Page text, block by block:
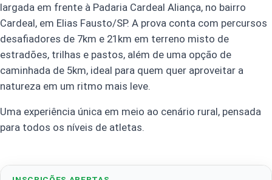
largada em frente à Padaria Cardeal Aliança, no bairro
Cardeal, em Elias Fausto/SP. A prova conta com percursos
desafiadores de 7km e 21km em terreno misto de
estradões, trilhas e pastos, além de uma opção de
caminhada de 5km, ideal para quem quer aproveitar a
natureza em um ritmo mais leve.
Uma experiência única em meio ao cenário rural, pensada
para todos os níveis de atletas.